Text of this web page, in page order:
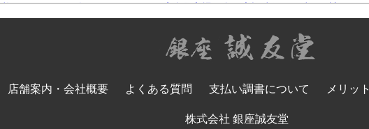
は24,046円。 昨日のニューヨーク貴金属市場の金は大幅続伸。［続きを読む］
格は23,247円。 昨日のニューヨーク貴金属市場の金は小幅反落。［続きを読む］
格は23,118円。 昨日のニューヨーク貴金属市場の金は大幅続落。［続きを読む］
は23,464円。 昨日のニューヨーク貴金属市場の金は大幅反発。［続きを読む］
格は23,098円。 昨日のニューヨーク貴金属市場の金は大幅続落。［続きを読む］
店舗案内・会社概要 よくある質問 支払い調書について メリット
株式会社 銀座誠友堂